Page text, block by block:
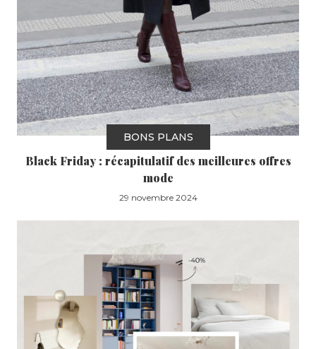
BONS PLANS
Black Friday : récapitulatif des meilleures offres
mode
29 novembre 2024